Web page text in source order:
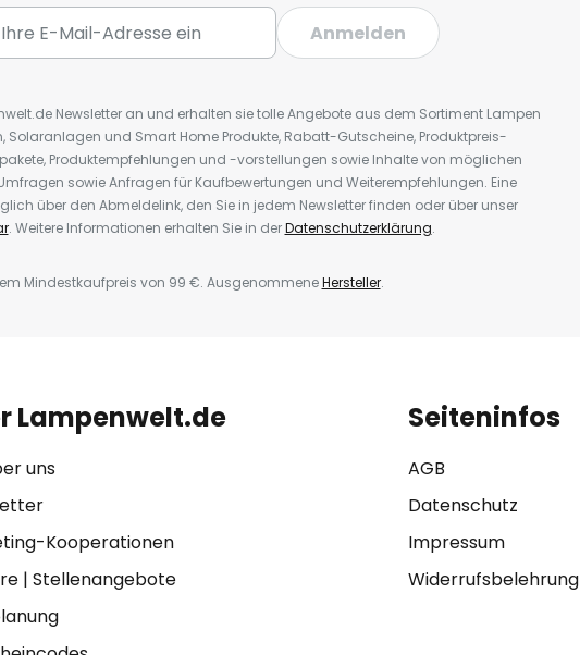
Anmelden
Newsletter an und erhalten sie tolle Angebote aus dem Sortiment Lampen
Solaranlagen und Smart Home Produkte, Rabatt-Gutscheine, Produktpreis-
Produktempfehlungen und -vorstellungen sowie Inhalte von möglichen
sowie Anfragen für Kaufbewertungen und Weiterempfehlungen. Eine
über den Abmeldelink, den Sie in jedem Newsletter finden oder über unser
. Weitere Informationen erhalten Sie in derDatenschutzerklärung.
Mindestkaufpreis von 99 €. AusgenommeneHersteller.
Lampenwelt.de
uns
Kooperationen
| Stellenangebote
Seiteninfos
AGB
Datenschutz
Impressum
Widerrufsbelehrung